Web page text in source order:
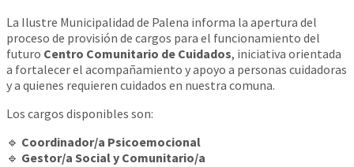
La Ilustre Municipalidad de Palena informa la apertura del
proceso de provisión de cargos para el funcionamiento del
futuro Centro Comunitario de Cuidados, iniciativa orientada
a fortalecer el acompañamiento y apoyo a personas cuidadoras
y a quienes requieren cuidados en nuestra comuna.
Los cargos disponibles son:
🔹 Coordinador/a Psicoemocional
🔹 Gestor/a Social y Comunitario/a